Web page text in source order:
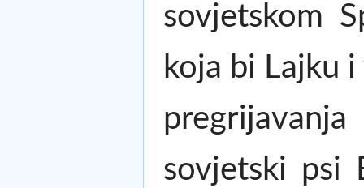
sovjetskom
koja bi Lajku
sovjetski psi